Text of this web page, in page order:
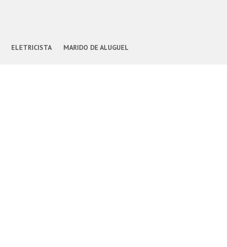
ELETRICISTA MARIDO DE ALUGUEL